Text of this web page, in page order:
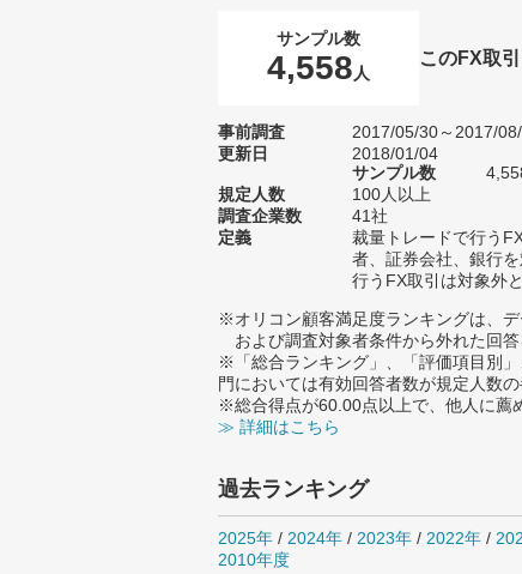
サンプル数
4,558 人
このFX取
事前調査
2017/05/30～2017/
更新日
2018/01/04
サンプル数
規定人数
100人以上
調査企業数
41社
定義
裁量トレードで行う
者、証券会社、銀行
行うFX取引は対象外と
※オリコン顧客満足度ランキングは、
および調査対象者条件から外れた回答
※「総合ランキング」、「評価項目別
門においては有効回答者数が規定人数
※総合得点が60.00点以上で、他人に薦
≫ 詳細はこちら
過去ランキング
2025年 / 2024年 / 2023年 / 2022年 /
2010年度